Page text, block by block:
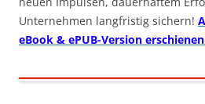
Unternehmen langfristig sichern!
eBook & ePUB-Version